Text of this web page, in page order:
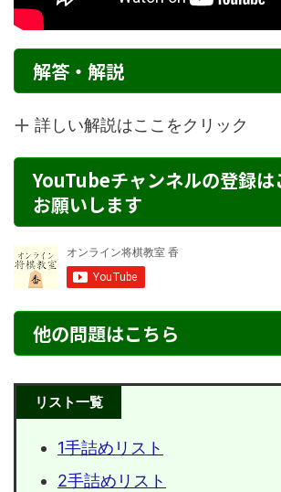
解答・解説
詳しい解説はここをクリック
YouTubeチャンネルの登録は
お願いします
他の問題はこちら
リスト一覧
1手詰めリスト
2手詰めリスト